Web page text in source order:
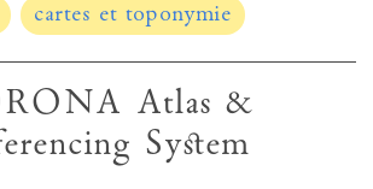
cartes et toponymie
Atlas &
System